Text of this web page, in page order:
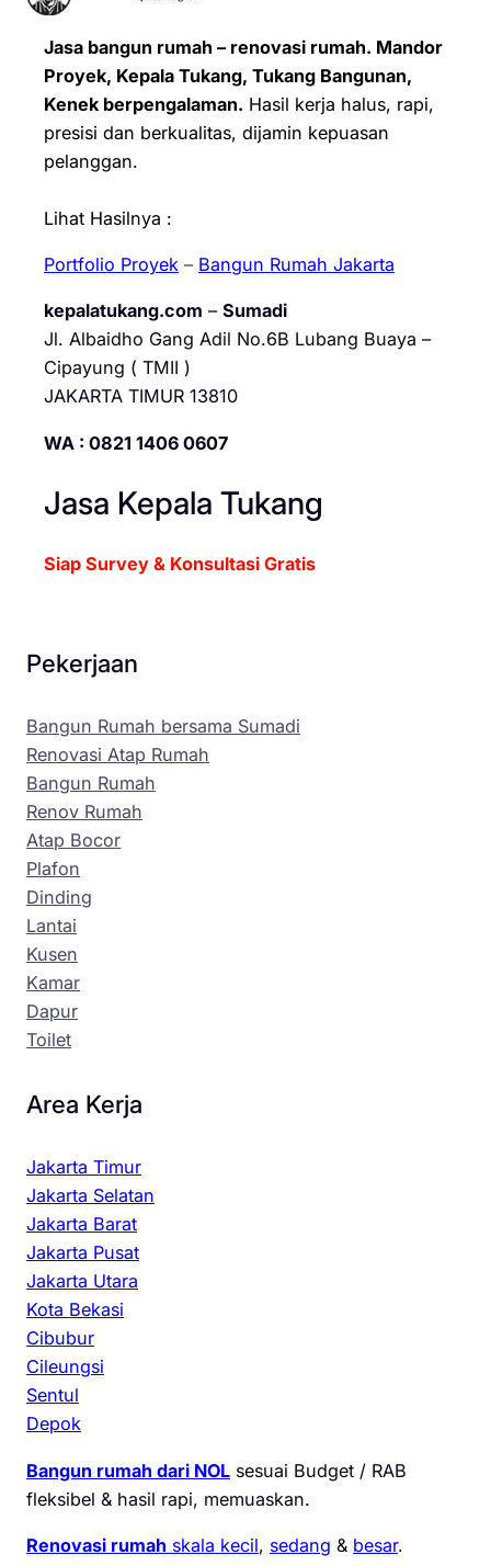
Jasa bangun rumah – renovasi rumah. Mandor
Proyek, Kepala Tukang, Tukang Bangunan,
Kenek berpengalaman. Hasil kerja halus, rapi,
presisi dan berkualitas, dijamin kepuasan
pelanggan.
Lihat Hasilnya :
Portfolio Proyek – Bangun Rumah Jakarta
kepalatukang.com – Sumadi
Jl. Albaidho Gang Adil No.6B Lubang Buaya –
Cipayung ( TMII )
JAKARTA TIMUR 13810
WA : 0821 1406 0607
Jasa Kepala Tukang
Siap Survey & Konsultasi Gratis
Pekerjaan
Bangun Rumah bersama Sumadi
Renovasi Atap Rumah
Bangun Rumah
Renov Rumah
Atap Bocor
Plafon
Dinding
Lantai
Kusen
Kamar
Dapur
Toilet
Area Kerja
Jakarta Timur
Jakarta Selatan
Jakarta Barat
Jakarta Pusat
Jakarta Utara
Kota Bekasi
Cibubur
Cileungsi
Sentul
Depok
Bangun rumah dari NOL sesuai Budget / RAB
fleksibel & hasil rapi, memuaskan.
Renovasi rumah skala kecil, sedang & besar.